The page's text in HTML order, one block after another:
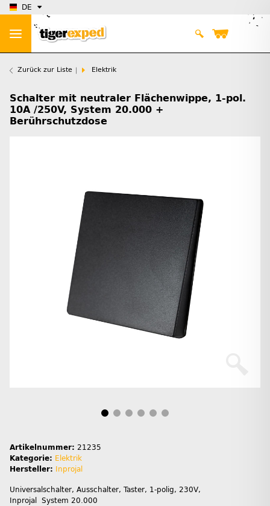
DE
Zurück zur Liste Elektrik
Schalter mit neutraler Flächenwippe, 1-pol.
10A /250V, System 20.000 +
Berührschutzdose
Artikelnummer: 21235
Kategorie: Elektrik
Hersteller:
Inprojal
Universalschalter, Ausschalter, Taster, 1-polig, 230V,
Inprojal System 20.000